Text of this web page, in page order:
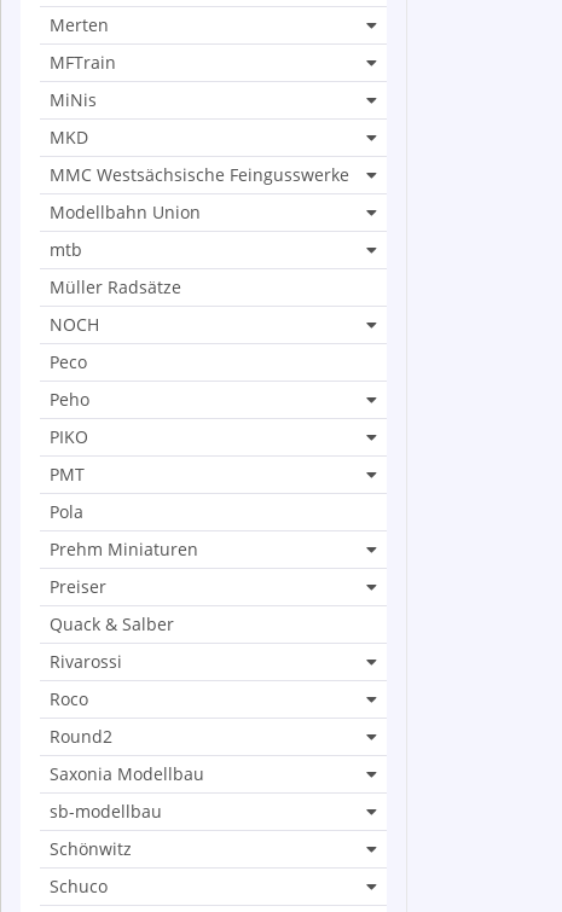
Merten
MFTrain
MiNis
MKD
MMC Westsächsische Feingusswerke
Modellbahn Union
mtb
Müller Radsätze
NOCH
Peco
Peho
PIKO
PMT
Pola
Prehm Miniaturen
Preiser
Quack & Salber
Rivarossi
Roco
Round2
Saxonia Modellbau
sb-modellbau
Schönwitz
Schuco